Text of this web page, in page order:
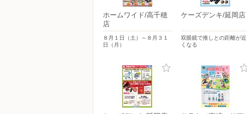
ホームワイド/高千穂
店
８月１日（土）～８月３１
日（月）
ケーズデンキ/延岡店
双眼鏡で推しとの距離が近
くなる